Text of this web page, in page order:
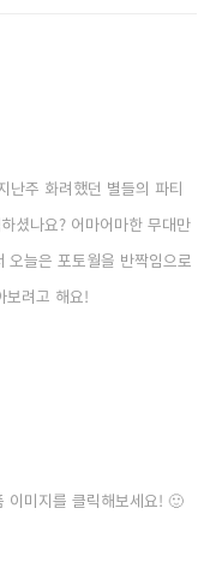
난주 화려했던 별들의 파티
셨나요? 어마어마한 무대만
늘은 포토월을 반짝임으로
보려고 해요!
이미지를 클릭해보세요! 🙂